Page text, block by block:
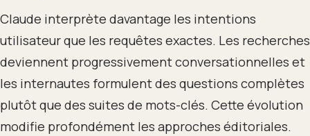
Claude interprète davantage les intentions
utilisateur que les requêtes exactes. Les recherches
deviennent progressivement conversationnelles et
les internautes formulent des questions complètes
plutôt que des suites de mots-clés. Cette évolution
modifie profondément les approches éditoriales.